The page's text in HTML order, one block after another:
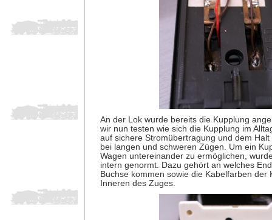
An der Lok wurde bereits die Kupplung
wir nun testen wie sich die Kupplung im
auf sichere Stromübertragung und dem
bei langen und schweren Zügen. Um ein
Wagen untereinander zu ermöglichen,
intern genormt. Dazu gehört an welches
Buchse kommen sowie die Kabelfarben der
Inneren des Zuges.